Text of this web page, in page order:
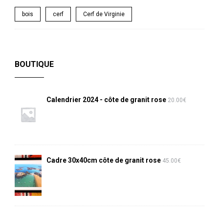
bois cerf Cerf de Virginie
BOUTIQUE
Calendrier 2024 - côte de granit rose 20.00€
Cadre 30x40cm côte de granit rose 45.00€